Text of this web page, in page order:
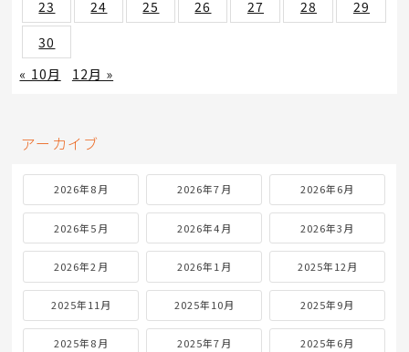
23
24 25 26 27 28
29
30
« 10月
12月 »
アーカイブ
2026年8月 2026年7月 2026年6月
2026年5月 2026年4月 2026年3月
2026年2月 2026年1月 2025年12月
2025年11月 2025年10月 2025年9月
2025年8月 2025年7月 2025年6月